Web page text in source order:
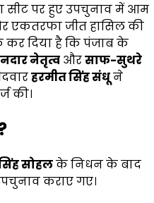
सीट पर हुए उपचुनाव में आम
एकतरफा जीत हासिल की
कर दिया है कि पंजाब के
नेतृत्व औरसाफ-सुथरे
हरमीत सिंह संधूने
की।
सोहलके निधन के बाद
कराए गए।